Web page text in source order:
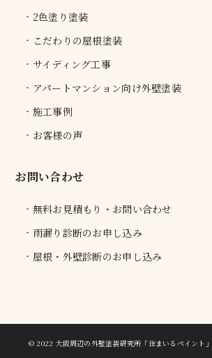
2色塗り塗装
こだわりの屋根塗装
サイディング工事
アパートマンション向け外壁塗装
施工事例
お客様の声
お問い合わせ
無料お見積もり・お問い合わせ
雨漏り診断のお申し込み
屋根・外壁診断のお申し込み
© 2022 大阪周辺の外壁塗装研究所「住まいるペイント